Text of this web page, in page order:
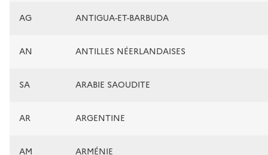
AG ANTIGUA-ET-BARBUDA
AN ANTILLES NÉERLANDAISES
SA ARABIE SAOUDITE
AR ARGENTINE
AM ARMÉNIE